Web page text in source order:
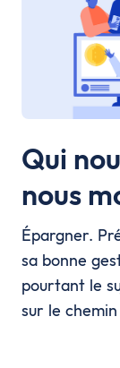
Qui
nous
Épargner.
sa bonne
pourtant le
sur le